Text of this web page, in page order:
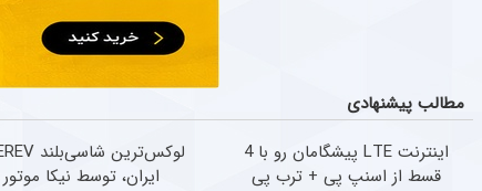
مطالب پیشنهادی
اینترنت LTE پیشگامان رو با 4
قسط از اسنپ پی + ترب پی
ایران، توسط نیکا موتور